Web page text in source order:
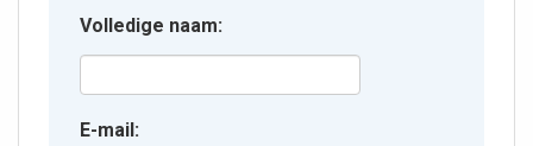
Volledige naam:
E-mail: